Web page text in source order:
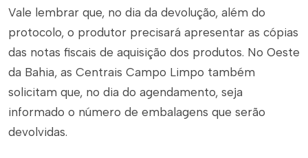
Vale lembrar que, no dia da devolução, além do
protocolo, o produtor precisará apresentar as cópias
das notas fiscais de aquisição dos produtos. No Oeste
da Bahia, as Centrais Campo Limpo também
solicitam que, no dia do agendamento, seja
informado o número de embalagens que serão
devolvidas.